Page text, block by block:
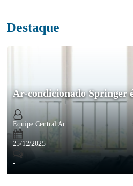
Destaque
Ar-condicionado Springer
Equipe Central Ar
25/12/2025
-